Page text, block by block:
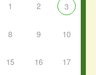
1 2 3
8 9 10
15 16 17